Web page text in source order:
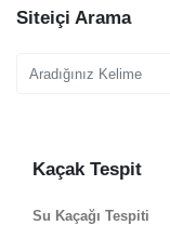
Siteiçi Arama
Kaçak Tespit
Su Kaçağı Tespiti